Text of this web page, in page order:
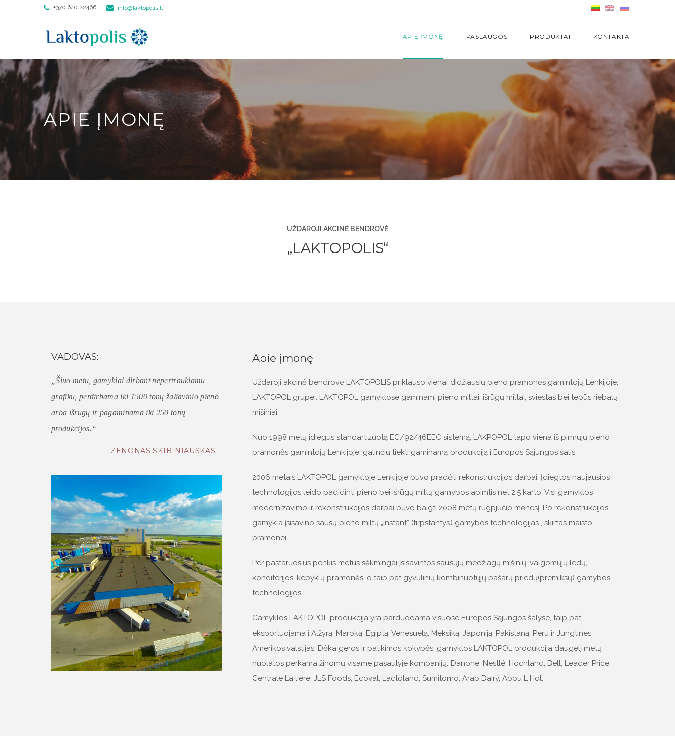
+370 640 22466 info@laktopolis.lt
APIE ĮMONĘ PASLAUGOS PRODUKTAI KONTAKTAI
APIE ĮMONĘ
UŽDAROJI AKCINĖ BENDROVĖ
„LAKTOPOLIS“
VADOVAS:
„Šiuo metu, gamyklai dirbant nepertraukiamu
grafiku, perdirbama iki 1500 tonų žaliavinio pieno
arba išrūgų ir pagaminama iki 250 tonų
produkcijos.“
– ZENONAS SKIBINIAUSKAS –
Apie įmonę
Uždaroji akcinė bendrovė LAKTOPOLIS priklauso vienai didžiausių pieno pramonės gamintojų Lenkijoje,
LAKTOPOL grupei. LAKTOPOL gamyklose gaminami pieno miltai, išrūgų miltai, sviestas bei tepūs riebalų
mišiniai.
Nuo 1998 metų įdiegus standartizuotą EC/92/46EEC sistemą, LAKPOPOL tapo viena iš pirmųjų pieno
pramonės gamintojų Lenkijoje, galinčių tiekti gaminamą produkciją į Europos Sąjungos šalis.
2006 metais LAKTOPOL gamykloje Lenkijoje buvo pradėti rekonstrukcijos darbai. Įdiegtos naujausios
technologijos leido padidinti pieno bei išrūgų miltų gamybos apimtis net 2,5 karto. Visi gamyklos
modernizavimo ir rekonstrukcijos darbai buvo baigti 2008 metų rugpjūčio mėnesį. Po rekonstrukcijos
gamykla įsisavino sausų pieno miltų „instant“ (tirpstantys) gamybos technologijas , skirtas maisto
pramonei.
Per pastaruosius penkis metus sėkmingai įsisavintos sausųjų medžiagų mišinių, valgomųjų ledų,
konditerijos, kepyklų pramonės, o taip pat gyvulinių kombinuotųjų pašarų priedų(premiksų) gamybos
technologijos.
Gamyklos LAKTOPOL produkcija yra parduodama visuose Europos Sąjungos šalyse, taip pat
eksportuojama į Alžyrą, Maroką, Egiptą, Venesuelą, Meksiką, Japoniją, Pakistaną, Peru ir Jungtines
Amerikos valstijas. Dėka geros ir patikimos kokybės, gamyklos LAKTOPOL produkcija daugelį metų
nuolatos perkama žinomų visame pasaulyje kompanijų: Danone, Nestlé, Hochland, Bell, Leader Price,
Centrale Laitière, JLS Foods, Ecoval, Lactoland, Sumitomo, Arab Dairy, Abou L Hol.